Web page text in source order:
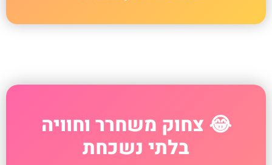
😂 צחוק משחרר וחוויה
בלתי נשכחת